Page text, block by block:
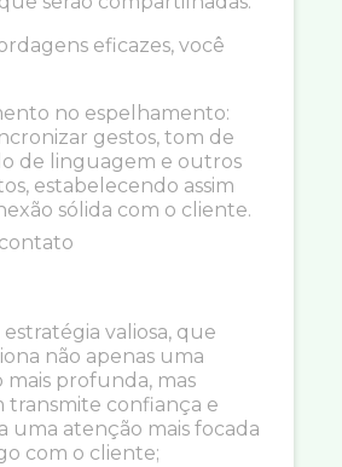
eficazes, você
no espelhamento:
gestos, tom de
de linguagem e outros
estabelecendo assim
sólida com o cliente.
valiosa, que
não apenas uma
mais profunda, mas
transmite confiança e
uma atenção mais focada
com o cliente;